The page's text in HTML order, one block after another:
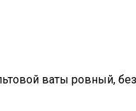
ваты ровный,